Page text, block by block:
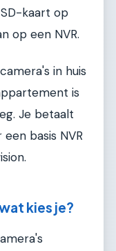
kaart op
op een NVR.
in huis
is
Je betaalt
basis NVR
kies je?